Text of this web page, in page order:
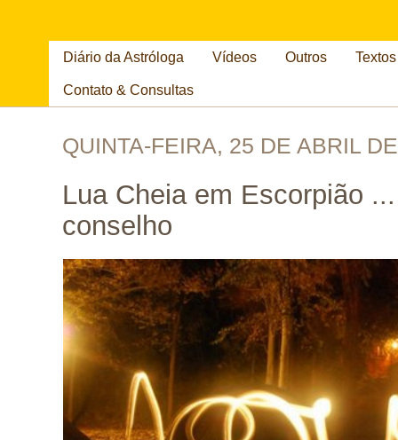
Diário da Astróloga Vídeos Outros
Contato & Consultas
QUINTA-FEIRA, 25 DE ABRIL
Lua Cheia em Escorpião
conselho